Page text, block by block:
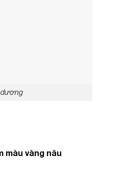
dương
màu vàng nâu